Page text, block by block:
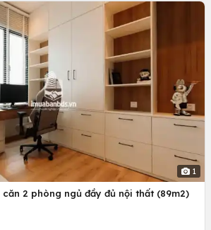
1
2 phòng ngủ đầy đủ nội thất (89m2)